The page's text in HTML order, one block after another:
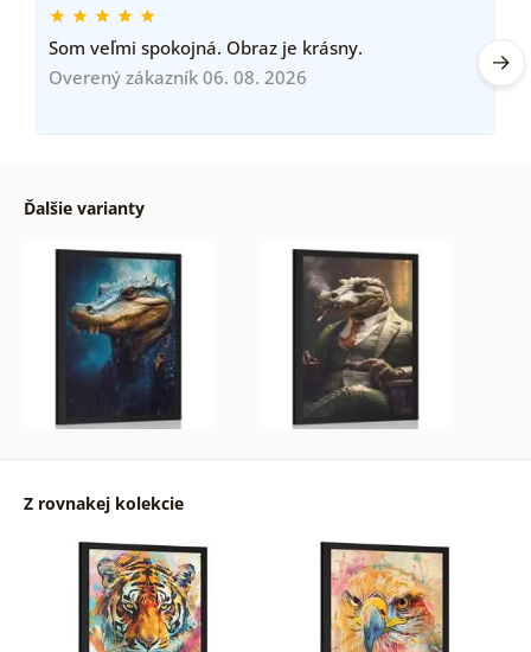
Som veľmi spokojná. Obraz je krásny.
Overený zákazník 06. 08. 2026
Ďalšie varianty
Z rovnakej kolekcie